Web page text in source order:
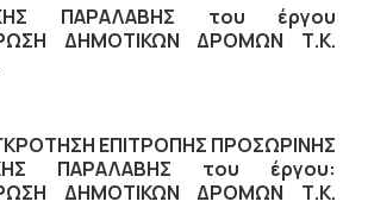
ΠΑΡΑΛΑΒΗΣ του έργου
ΔΗΜΟΤΙΚΩΝ ΔΡΟΜΩΝ Τ.Κ.
ΕΠΙΤΡΟΠΗΣ ΠΡΟΣΩΡΙΝΗΣ
ΠΑΡΑΛΑΒΗΣ του έργου:
ΔΗΜΟΤΙΚΩΝ ΔΡΟΜΩΝ Τ.Κ.